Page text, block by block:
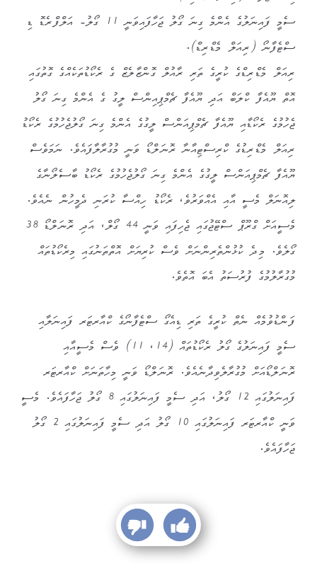
ސެމީ ފައިނަލުގެ އެންމެ ގިނަ ގޯލު ޖަހާފައިވަނީ 11 ގޯލު- އަލްފްރެޑޮ ޑި
ސްޓެފާނޯ (ރިއަލް މެޑްރިޑް).
ރިއަލް މެޑްރިޑްގެ ކުރީގެ ތަރި ރާއުލް ގޮންޒާލެޒް ގެ ރެކޯޑުތަކެއްގެ ގޮތުގައި
އޮތް ޔޫއެފާ ކްލަބް އަދި ޔޫއެފާ ޗެމްޕިއިންސް ލީގު ގެ އެންމެ ގިނަ ގޯލު
ޖެހުމުގެ ރެކޯޑާއި ޔޫއެފާ ޗެމްޕިއަންސް ލީގުގެ އެންމެ ގިނަ ގޯލުޖެހުމުގެ ރެކޯޑު
ރިއަލް މެޑްރިޑުގެ ކްރިސްޓިއާނާ ރޮނަލްޑޯ ވަނީ މުގުރާލާފައެވެ. ނަމަވެސް
ޔޫއެފާ ޗެމްޕިއަންސް ލީގުގެ އެންމެ ގިނަ ގޯލުޖެހުމުގެ ރެކޯޑު ބާސެލޯނާގެ
ލިއޮނަލް މެސީ އާއި އެއްވަރުވެ، ރެކޯޑު ހިއްސާ ކުރަނި ދެމީހުން ނެއެވެ.
މެސީއަށް ގްރޫޕް ސްޓޭޖުގައި ޖެހިފައި ވަނީ 44 ގޯލް، އަދި ރޮނަލްޑޯ 38
ގޯލެވެ. މިދެ ކުޅުންތެރިންނަށް ވެސް ކުރިޔަށް އޮތްތަނުގައި މިރެކޯޑުތައް
މުގުރާލުމުގެ ފުރުސަތު އެބަ އޮތެވެ.
ފަންޑުވުމެއް ނެތް ކުރީގެ ތަރި ޑިއެގޯ ސްޓެފާނޯގެ ކްއާރޓަރ ފައިނަލާއި
ސެމީ ފައިނަލުގެ ގޯލު ރެކޯޑުތައް (14، 11) ވެސް މެސީއާއި
ރޮނަލްޑޯއަށް މުގުރާލެވިދާނެއެވެ. ރޮނަލްޑޯ ވަނީ މިހާތަނަށް ކްއާރޓަރ
ފައިނަލުގައި 12 ގޯލު، އަދި ސެމީ ފައިނަލުގައި 8 ގޯލު ޖަހާފައެވެ. މެސީ
ވަނީ ކްއާރޓަރ ފައިނަލުގައި 10 ގޯލު އަދި ސެމީ ފައިނަލުގައި 2 ގޯލު
ޖަހާފައެވެ.